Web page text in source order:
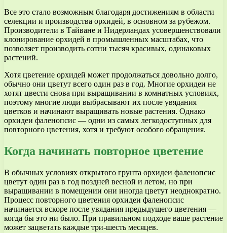
Все это стало возможным благодаря достижениям в области
селекции и производства орхидей, в основном за рубежом.
Производители в Тайване и Нидерландах усовершенствовали
клонирование орхидей в промышленных масштабах, что
позволяет производить сотни тысяч красивых, одинаковых
растений.
Хотя цветение орхидей может продолжаться довольно долго,
обычно они цветут всего один раз в год. Многие орхидеи не
хотят цвести снова при выращивании в комнатных условиях,
поэтому многие люди выбрасывают их после увядания
цветков и начинают выращивать новые растения. Однако
орхидеи фаленопсис — одни из самых легкодоступных для
повторного цветения, хотя и требуют особого обращения.
Когда начинать повторное цветение
В обычных условиях открытого грунта орхидеи фаленопсис
цветут один раз в год поздней весной и летом, но при
выращивании в помещении они иногда цветут неоднократно.
Процесс повторного цветения орхидеи фаленопсис
начинается вскоре после увядания предыдущего цветения —
когда бы это ни было. При правильном подходе ваше растение
может зацветать каждые три-шесть месяцев.